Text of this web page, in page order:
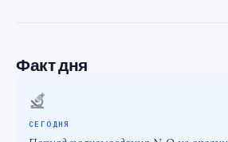
Факт дня
СЕГОДНЯ